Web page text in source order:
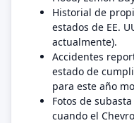
Historial de
estados de EE.
actualmente).
Accidentes
estado de
para este año
Fotos de
cuando el